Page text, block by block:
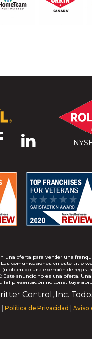
oferta para vender una
comunicaciones en este
obtenido una exención de
Este anuncio no es una
Tal presentación no constituye
Control, Inc.
Política de Privacidad Aviso